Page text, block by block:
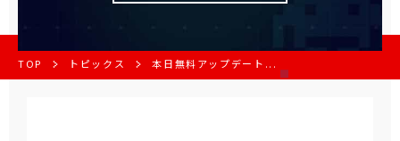
TOP トピックス 本日無料アップデート...